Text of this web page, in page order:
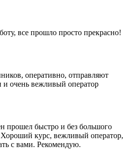
все прошло просто прекрасно!
оперативно, отправляют
очень вежливый оператор
прошел быстро и без большого
Хороший курс, вежливый оператор,
с вами. Рекомендую.